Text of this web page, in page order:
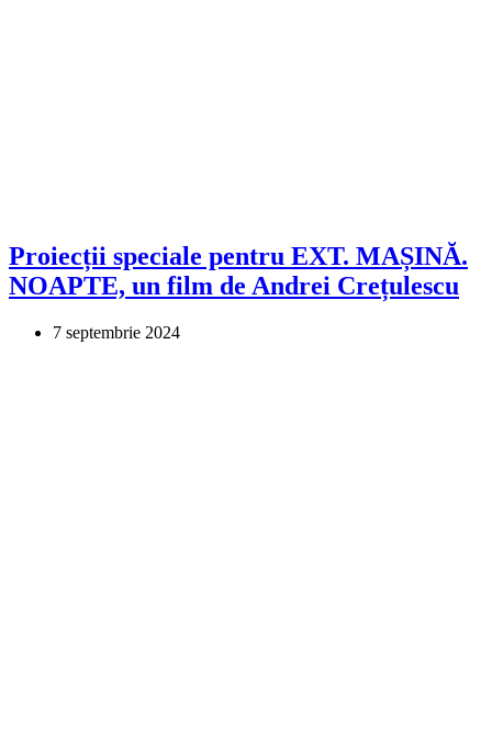
Proiecții speciale pentru EXT. MAȘINĂ.
NOAPTE, un film de Andrei Crețulescu
7 septembrie 2024